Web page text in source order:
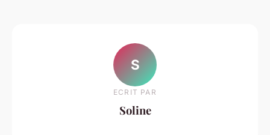
S
ECRIT PAR
Soline